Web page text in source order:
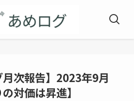
月次報告】2023年9月
の対価は昇進】